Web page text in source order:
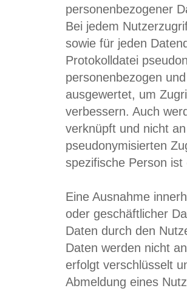
personenbezogener
Bei jedem
sowie für jeden
Protokolldatei
personenbezogen
ausgewertet, um
verbessern. Auch
verknüpft und nicht
pseudonymisierten
spezifische Person
Eine Ausnahme
oder geschäftlicher
Daten durch den
Daten werden nicht
erfolgt verschlüsselt
Abmeldung eines